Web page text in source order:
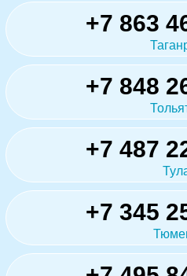
+7 863
+7 848
+7 487
+7 345